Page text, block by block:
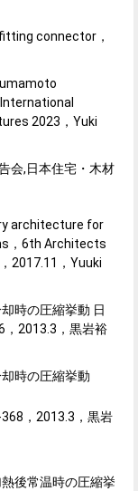
connector，
2023，Yuki
会,日本住宅・木材
architecture for
，6th Architects
2017.11，Yuuki
時の圧縮挙動 日
2013.3， 黒岩裕
時の圧縮挙動
，2013.3， 黒岩
後常温時の圧縮挙